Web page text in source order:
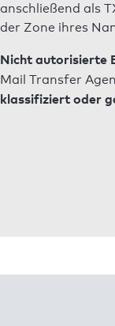
anschließend als
der Zone ihres
Nicht autorisierte
Mail Transfer
klassifiziert oder